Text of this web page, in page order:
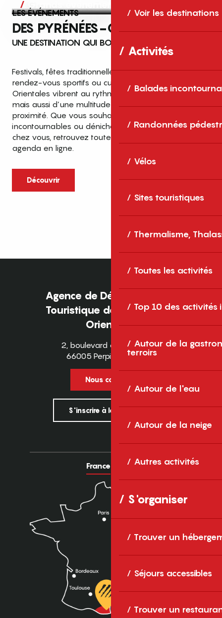
Voir les destinations
Activités
Balades
Randonnées
Vélos
Sites touristiques
Thermalisme,
Toutes les activités
Top 10 des activités
Autour de la
terroirs
Autour de l'eau
Autour de la neige
Autres activités
S'organiser
Trouver un
Séjours accessibles
Trouver un
Grands événements
LES ÉVÉNEMENTS
DES PYRÉNÉES-ORIENTALES
UNE DESTINATION QUI BOUGE TOUTE L’ANNÉE
Festivals, fêtes traditionnelles, concerts, expositions,
rendez-vous sportifs ou culturels… les Pyrénées-
Orientales vibrent au rythme de grands temps forts
mais aussi d’une multitude d’événements de
proximité. Que vous souhaitiez vivre les
incontournables ou dénicher des sorties près de
chez vous, retrouvez toutes les infos dans notre
agenda en ligne.
Découvrir
Top des événements et sorties
en famille
cet été dans les Pyrénées-Orientales
Entre mer Méditerranée, villages de
caractère et grands espaces naturels, les
Pyrénées-Orientales sont une destination
idéale pour partager des moments en
famille tout au long...
Agence de Développement
Touristique des Pyrénées-
Orientales
2, boulevard des Pyrénées
66005 Perpignan Cedex
Nous contacter
S'inscrire à la newsletter
France Europe